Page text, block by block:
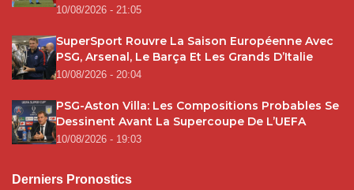
10/08/2026 - 21:05
SuperSport Rouvre La Saison Européenne Avec
PSG, Arsenal, Le Barça Et Les Grands D’Italie
10/08/2026 - 20:04
PSG-Aston Villa: Les Compositions Probables Se
Dessinent Avant La Supercoupe De L’UEFA
10/08/2026 - 19:03
Derniers Pronostics